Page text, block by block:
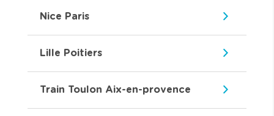
Nice Paris
Lille Poitiers
Train Toulon Aix-en-provence